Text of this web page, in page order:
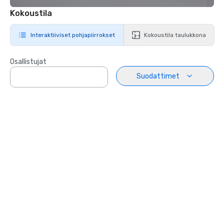
Kokoustila
Interaktiiviset pohjapiirrokset Kokoustila taulukkona
Osallistujat
Suodattimet